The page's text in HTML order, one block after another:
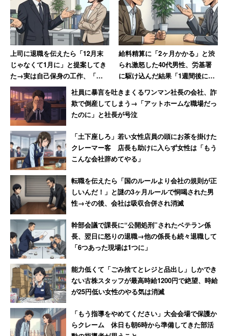
のあり方について議論を深める中で、出てきた声を吸い上
げて今回のような発表に至ったという。
また、既に課税対象の定額手当を支給している一部企業に
対しては、特に呼びかけなどは行わないという。担当者は
「今回のFAQを参考にして頂いて、対応をご検討頂くこと
になるかと思います」と話した。
適応時期に関しては、特に定めていないという。「今回は
あくまで、非課税の考え方を明確化させて頂いただけなの
で、いつからという話はありません」と説明する。昨年の
テレワーク時など既に徴収済みの税金に関しては、
「源泉徴収を修正されるのであれば、さかのぼって
還付請求することはできます」
と話した。企業側が「税金を納めすぎた」と修正申請し、
電気代や通信費が業務に使用されたことが認められれば、
還付が認められるという。具体的な根拠としては、やはり
テレワークをしていたという記録や、それぞれいくら支払
ったのかが分かる明細書などが必要になるとした。
上司に退職を伝えたら「12月末
じゃなくて1月に」と提案してき
た→実は自己保身の工作、「セ
クハラ体質の上に卑怯者」と振
り返る女性
給料精算に「2ヶ月かかる」と渋
られ激怒した40代男性、労基署
に駆け込んだ結果「1週間後に振
社員に暴言を吐きまくるワンマン社長の会社、詐
欺で倒産してしまう→「アットホームな職場だっ
たのに」と社長が号泣
「土下座しろ」若い女性店員の頭にお茶を掛けた
クレーマー客 店長も助けに入らず女性は「もう
こんな会社辞めてやる」
転職を伝えたら「国のルールより会社の規則が正
しいんだ！」と謎の3ヶ月ルールで恫喝された男
性→その後、会社は吸収合併され消滅
幹部会議で課長に“公開処刑”されたベテラン係
長、翌日に怒りの退職→他の係長も続々退職して
「6つあった現場は1つに」
能力低くて「ごみ捨てとレジと品出し」しかでき
ない古株スタッフが最高時給1200円で絶望、時給
が25円低い女性のやる気は消滅
「もう指導をやめてください」大会会場で保護か
らクレーム 休日も朝6時から準備してきた部活